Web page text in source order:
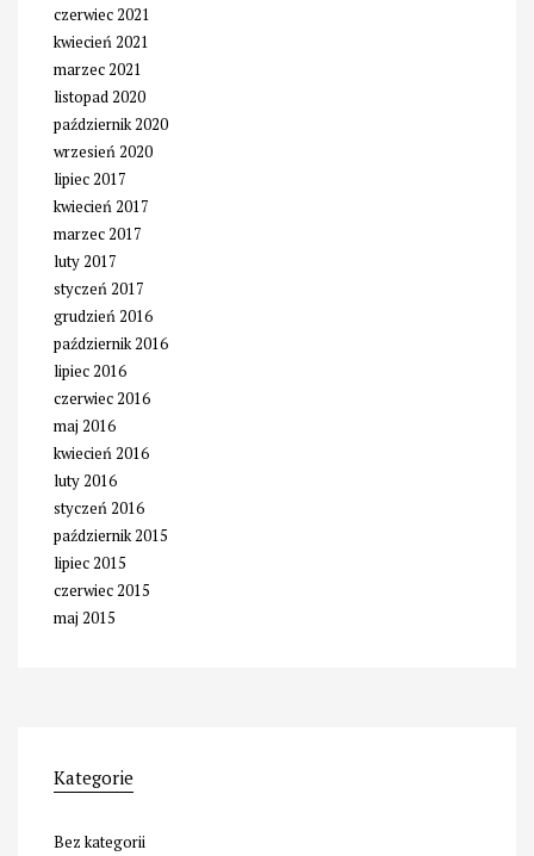
czerwiec 2021
kwiecień 2021
marzec 2021
listopad 2020
październik 2020
wrzesień 2020
lipiec 2017
kwiecień 2017
marzec 2017
luty 2017
styczeń 2017
grudzień 2016
październik 2016
lipiec 2016
czerwiec 2016
maj 2016
kwiecień 2016
luty 2016
styczeń 2016
październik 2015
lipiec 2015
czerwiec 2015
maj 2015
Kategorie
Bez kategorii